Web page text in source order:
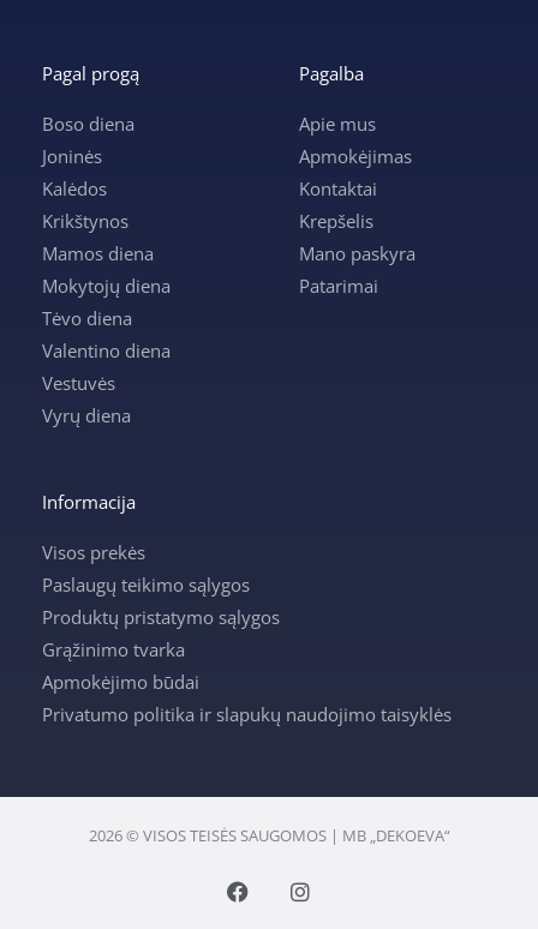
Pagal progą
Boso diena
Joninės
Kalėdos
Krikštynos
Mamos diena
Mokytojų diena
Tėvo diena
Valentino diena
Vestuvės
Vyrų diena
Pagalba
Apie mus
Apmokėjimas
Kontaktai
Krepšelis
Mano paskyra
Patarimai
Informacija
Visos prekės
Paslaugų teikimo sąlygos
Produktų pristatymo sąlygos
Grąžinimo tvarka
Apmokėjimo būdai
Privatumo politika ir slapukų naudojimo taisyklės
2026 © VISOS TEISĖS SAUGOMOS | MB „DEKOEVA“
F
a
I
n